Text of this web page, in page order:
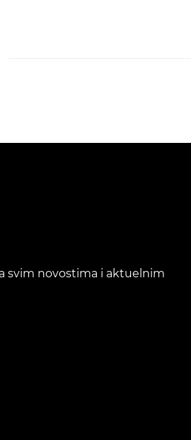
svim novostima i aktuelnim